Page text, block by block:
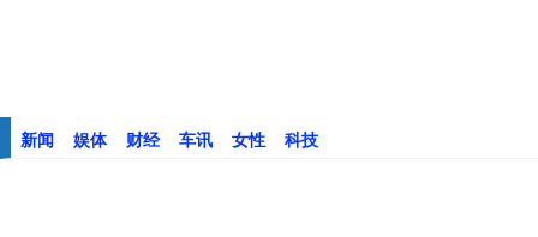
新闻 娱体 财经 车讯 女性 科技